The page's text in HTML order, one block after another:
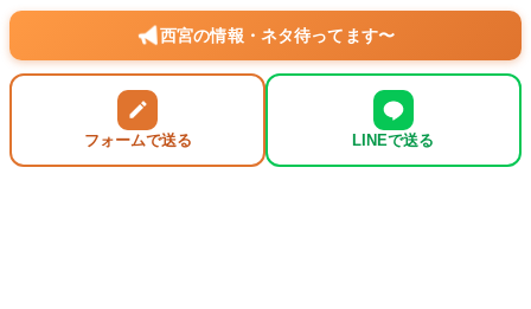
西宮の情報・ネタ待ってます〜
フォームで送る LINEで送る